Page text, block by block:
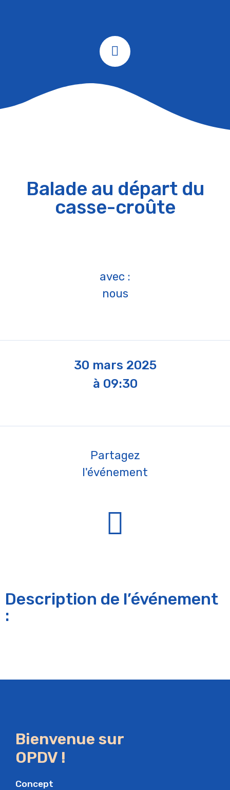
Balade au départ du
casse-croûte
avec :
nous
30 mars 2025
à 09:30
Partagez
l'événement
Description de l’événement
:
Bienvenue sur
OPDV !
Concept